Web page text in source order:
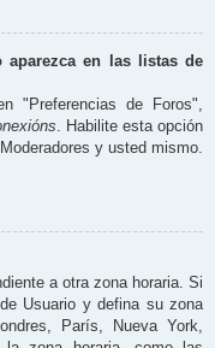
en las listas de
"Preferencias de Foros",
. Habilite esta opción
y usted mismo.
a otra zona horaria. Si
Usuario y defina su zona
París, Nueva York,